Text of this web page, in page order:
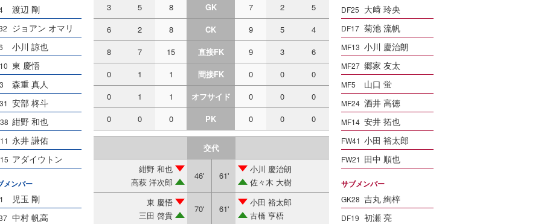
渡辺 剛
ジョアン オマリ
小川 諒也
東 慶悟
森重 真人
安部 柊斗
紺野 和也
永井 謙佑
アダイウトン
メンバー
児玉 剛
中村 帆高
DF25 大﨑 玲央
DF17 菊池 流帆
MF13 小川 慶治朗
MF27 郷家 友太
MF5 山口 蛍
MF24 酒井 高徳
MF14 安井 拓也
FW41 小田 裕太郎
FW21 田中 順也
サブメンバー
GK28 吉丸 絢梓
DF19 初瀬 亮
3
5 8 GK 7 2
5
6
2 8 CK 9 5
4
8
7 15 直接FK 9 3
6
0
1 1 間接FK 0 0
0
0
1 1 オフサイド 0 0
0
0
0 0 PK 0 0 0
交代
紺野 和也
高萩 洋次郎
46' 61'
小川 慶治朗
佐々木 大樹
東 慶悟
三田 啓貴
70' 61'
小田 裕太郎
古橋 亨梧